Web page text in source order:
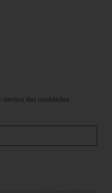
dentro das novidades